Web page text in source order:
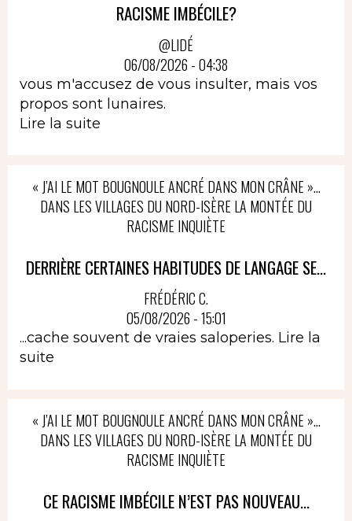
RACISME IMBÉCILE?
@LIDÉ
06/08/2026 - 04:38
vous m'accusez de vous insulter, mais vos
propos sont lunaires.
Lire la suite
« J’AI LE MOT BOUGNOULE ANCRÉ DANS MON CRÂNE »…
DANS LES VILLAGES DU NORD-ISÈRE LA MONTÉE DU
RACISME INQUIÈTE
DERRIÈRE CERTAINES HABITUDES DE LANGAGE SE...
FRÉDÉRIC C.
05/08/2026 - 15:01
...cache souvent de vraies saloperies. Lire la
suite
« J’AI LE MOT BOUGNOULE ANCRÉ DANS MON CRÂNE »…
DANS LES VILLAGES DU NORD-ISÈRE LA MONTÉE DU
RACISME INQUIÈTE
CE RACISME IMBÉCILE N’EST PAS NOUVEAU...